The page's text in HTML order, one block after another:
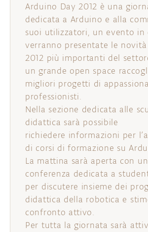
ARDUINO DAY
USER GROUPS
Arduino Day 2012 è una
dedicata a Arduino e alla
suoi utilizzatori, un evento in
verranno presentate le novità
2012 più importanti del
un grande open space
migliori progetti di
professionisti.
Nella sezione dedicata alle
didattica sarà possibile
richiedere informazioni per
di corsi di formazione su
La mattina sarà aperta con
conferenza dedicata a
per discutere insieme dei
didattica della robotica e
confronto attivo.
Per tutta la giornata sarà